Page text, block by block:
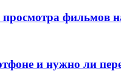
фильмов
и нужно ли